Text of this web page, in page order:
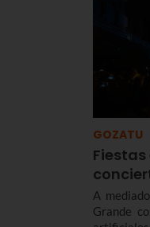
GOZATU
A
Grande